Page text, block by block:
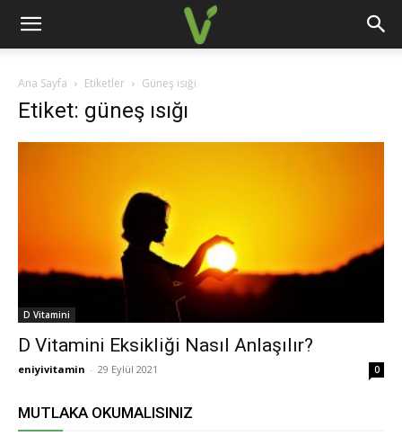
Ana Sayfa Etiketler Güneş ısığı
Etiket: güneş ısığı
D Vitamini
D Vitamini Eksikliği Nasıl Anlaşılır?
eniyivitamin - 29 Eylül 2021 0
MUTLAKA OKUMALISINIZ